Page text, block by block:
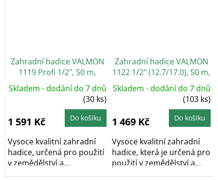
Zahradní hadice VALMON
1119 Profi 1/2", 50 m,
neprůhledná žlutá
Skladem - dodání do 7 dnů
(30 ks)
1 591 Kč Do košíku
Vysoce kvalitní zahradní
hadice, určená pro použití
v zemědělství a
zahradnictví....
Zahradní hadice VALMON
1122 1/2" (12.7/17.0), 50 m,
průhledná zelená
Skladem - dodání do 7 dnů
(103 ks)
1 469 Kč Do košíku
Vysoce kvalitní zahradní
hadice, která je určená pro
použití v zemědělství a...